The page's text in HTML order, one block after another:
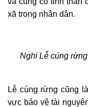
xã trong nhân dân.
Nghi Lễ cúng
Lễ cúng rừng cũng
vực bảo vệ tài